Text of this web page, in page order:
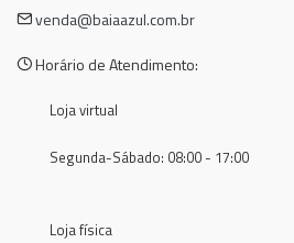
venda@baiaazul.com.br
Horário de Atendimento:
Loja virtual
Segunda-Sábado: 08:00 - 17:00
Loja física